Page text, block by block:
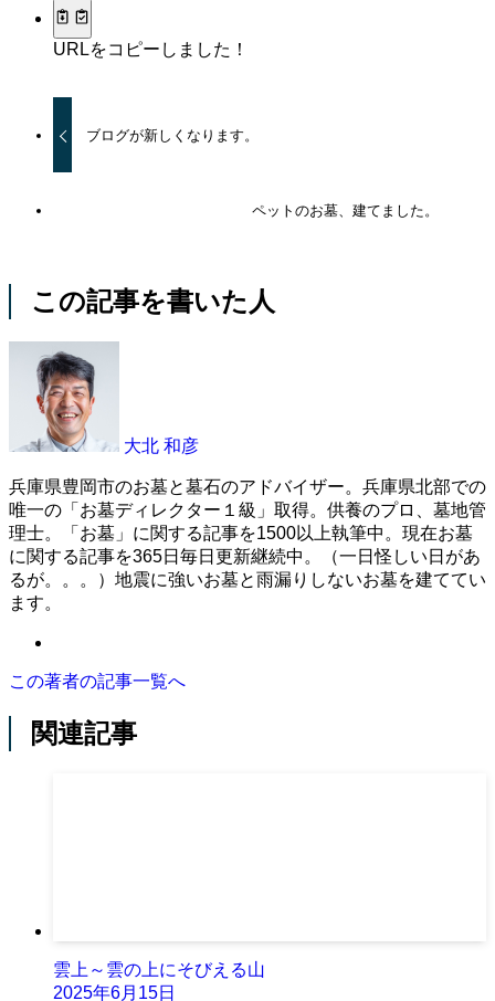
URLをコピーしました！
ブログが新しくなります。
ペットのお墓、建てました。
この記事を書いた人
大北 和彦
兵庫県豊岡市のお墓と墓石のアドバイザー。兵庫県北部での
唯一の「お墓ディレクター１級」取得。供養のプロ、墓地管
理士。「お墓」に関する記事を1500以上執筆中。現在お墓
に関する記事を365日毎日更新継続中。（一日怪しい日があ
るが。。。）地震に強いお墓と雨漏りしないお墓を建ててい
ます。
この著者の記事一覧へ
関連記事
雲上～雲の上にそびえる山
2025年6月15日